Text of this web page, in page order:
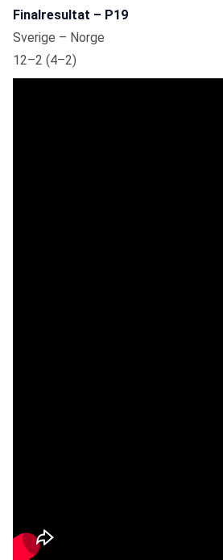
Finalresultat – P19
Sverige – Norge
12–2 (4–2)